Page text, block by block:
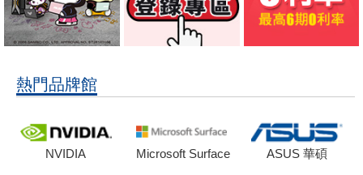
熱門品牌館
NVIDIA Microsoft Surface ASUS 華碩